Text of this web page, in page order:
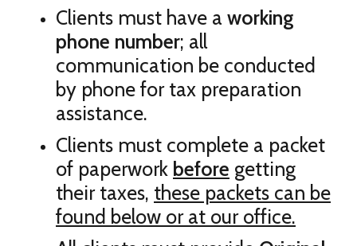
Clients must have a working
phone number; all
communication be conducted
by phone for tax preparation
assistance.
Clients must complete a packet
of paperwork before getting
their taxes, these packets can be
found below or at our office.